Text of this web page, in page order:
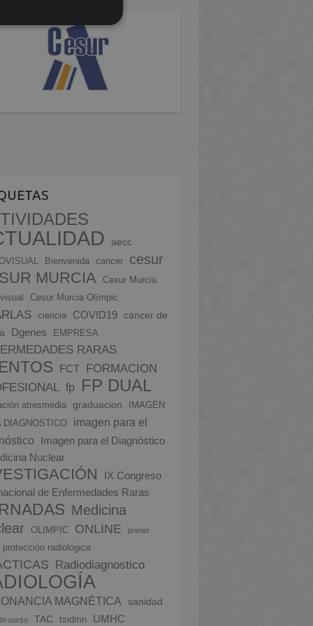
aecc
Bienvenida cancer cesur
MURCIA
Cesur Murcia
Cesur Murcia Olímpic
ciencia COVID19 cáncer de
Dgenes EMPRESA
RARAS
FCT
FORMACION
fp FP DUAL
atresmedia graduacion
IMAGEN
DIAGNOSTICO
imagen para el
Imagen para el Diagnóstico
Nuclear
IX Congreso
de Enfermedades Raras
Medicina
OLIMPIC ONLINE primer
protección radiológica
Radiodiagnostico
MAGNÉTICA sanidad
curso TAC tsidmn UMHC